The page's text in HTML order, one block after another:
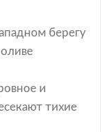
берегу
и
тихие